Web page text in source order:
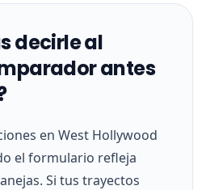
decirle al
antes
en West Hollywood
el formulario refleja
Si tus trayectos